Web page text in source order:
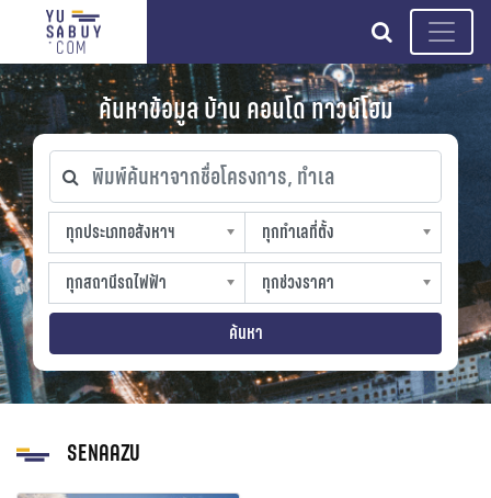
search
ค้นหาข้อมูล บ้าน คอนโด ทาวน์โฮม
พิมพ์ค้นหาจากชื่อโครงการ, ทำเล
ทุกประเภทอสังหาฯ
ทุกประเภทอสังหาฯ
sproperty
ทุกทำเลที่ตั้ง
ทุกทำเลที่ตั้ง
slocation
ทุกสถานีรถไฟฟ้า
ทุกสถานีรถไฟฟ้า
strain-station
ทุกช่วงราคา
ทุกช่วงราคา
sprice
ค้นหา
SENAAZU